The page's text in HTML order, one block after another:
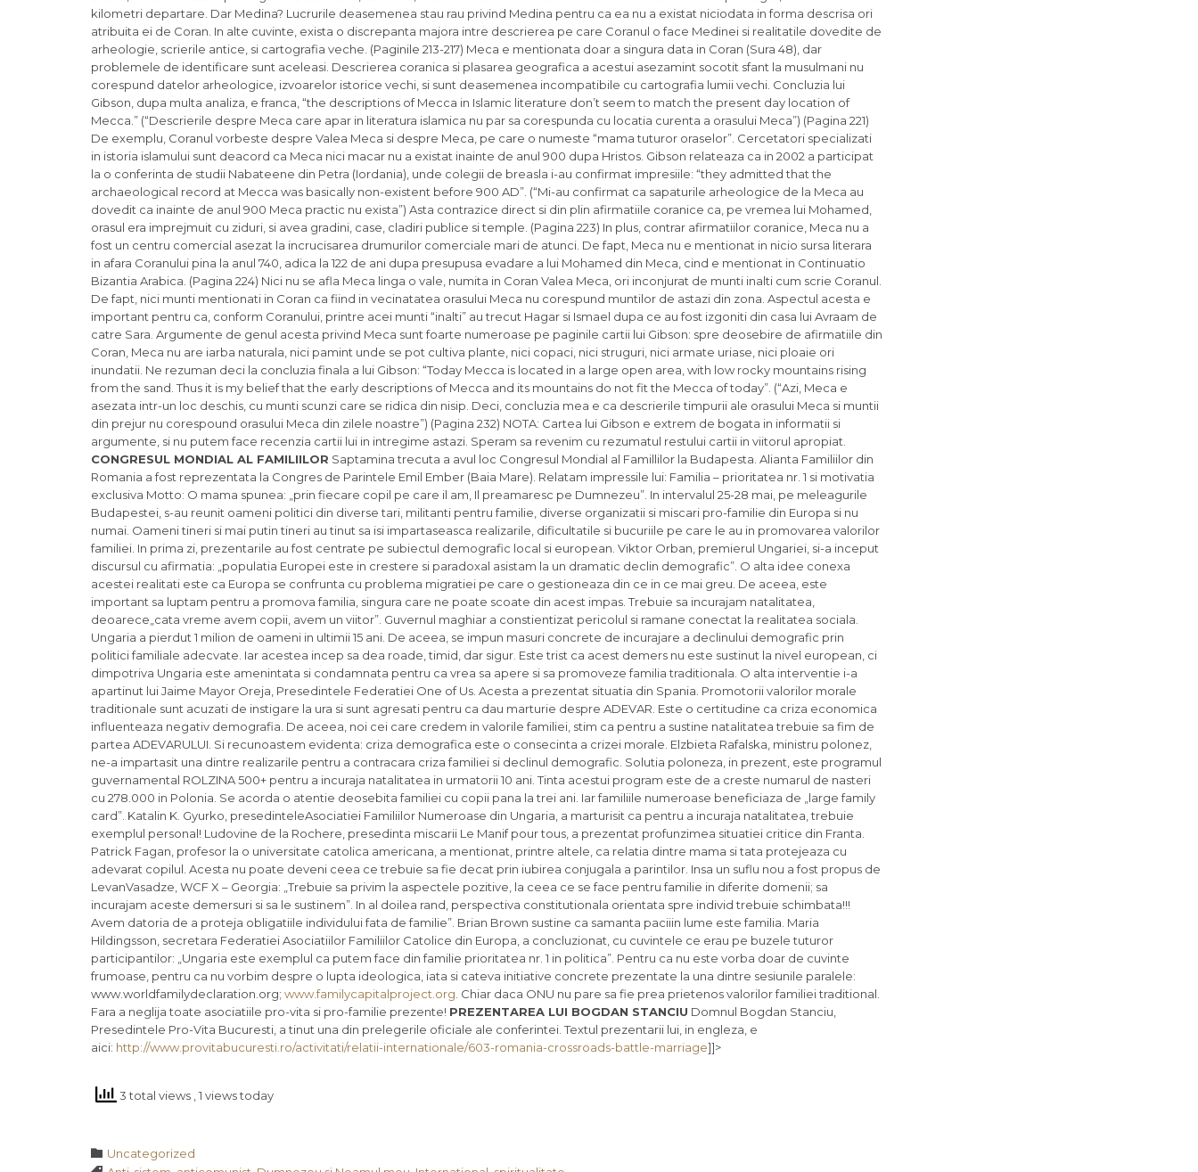
kilometri departare. Dar Medina? Lucrurile deasemenea stau rau privind Medina pentru ca ea nu a existat niciodata in forma descrisa ori
atribuita ei de Coran. In alte cuvinte, exista o discrepanta majora intre descrierea pe care Coranul o face Medinei si realitatile dovedite de
arheologie, scrierile antice, si cartografia veche. (Paginile 213-217) Meca e mentionata doar a singura data in Coran (Sura 48), dar
problemele de identificare sunt aceleasi. Descrierea coranica si plasarea geografica a acestui asezamint socotit sfant la musulmani nu
corespund datelor arheologice, izvoarelor istorice vechi, si sunt deasemenea incompatibile cu cartografia lumii vechi. Concluzia lui
Gibson, dupa multa analiza, e franca, “the descriptions of Mecca in Islamic literature don’t seem to match the present day location of
Mecca.” (“Descrierile despre Meca care apar in literatura islamica nu par sa corespunda cu locatia curenta a orasului Meca”) (Pagina 221)
De exemplu, Coranul vorbeste despre Valea Meca si despre Meca, pe care o numeste “mama tuturor oraselor”. Cercetatori specializati
in istoria islamului sunt deacord ca Meca nici macar nu a existat inainte de anul 900 dupa Hristos. Gibson relateaza ca in 2002 a participat
la o conferinta de studii Nabateene din Petra (Iordania), unde colegii de breasla i-au confirmat impresiile: “they admitted that the
archaeological record at Mecca was basically non-existent before 900 AD”. (“Mi-au confirmat ca sapaturile arheologice de la Meca au
dovedit ca inainte de anul 900 Meca practic nu exista”) Asta contrazice direct si din plin afirmatiile coranice ca, pe vremea lui Mohamed,
orasul era imprejmuit cu ziduri, si avea gradini, case, cladiri publice si temple. (Pagina 223) In plus, contrar afirmatiilor coranice, Meca nu a
fost un centru comercial asezat la incrucisarea drumurilor comerciale mari de atunci. De fapt, Meca nu e mentionat in nicio sursa literara
in afara Coranului pina la anul 740, adica la 122 de ani dupa presupusa evadare a lui Mohamed din Meca, cind e mentionat in Continuatio
Bizantia Arabica. (Pagina 224) Nici nu se afla Meca linga o vale, numita in Coran Valea Meca, ori inconjurat de munti inalti cum scrie Coranul.
De fapt, nici munti mentionati in Coran ca fiind in vecinatatea orasului Meca nu corespund muntilor de astazi din zona. Aspectul acesta e
important pentru ca, conform Coranului, printre acei munti “inalti” au trecut Hagar si Ismael dupa ce au fost izgoniti din casa lui Avraam de
catre Sara. Argumente de genul acesta privind Meca sunt foarte numeroase pe paginile cartii lui Gibson: spre deosebire de afirmatiile din
Coran, Meca nu are iarba naturala, nici pamint unde se pot cultiva plante, nici copaci, nici struguri, nici armate uriase, nici ploaie ori
inundatii. Ne rezuman deci la concluzia finala a lui Gibson: “Today Mecca is located in a large open area, with low rocky mountains rising
from the sand. Thus it is my belief that the early descriptions of Mecca and its mountains do not fit the Mecca of today”. (“Azi, Meca e
asezata intr-un loc deschis, cu munti scunzi care se ridica din nisip. Deci, concluzia mea e ca descrierile timpurii ale orasului Meca si muntii
din prejur nu corespound orasului Meca din zilele noastre”) (Pagina 232) NOTA: Cartea lui Gibson e extrem de bogata in informatii si
argumente, si nu putem face recenzia cartii lui in intregime astazi. Speram sa revenim cu rezumatul restului cartii in viitorul apropiat.
CONGRESUL MONDIAL AL FAMILIILOR Saptamina trecuta a avul loc Congresul Mondial al Famillilor la Budapesta. Alianta Familiilor din
Romania a fost reprezentata la Congres de Parintele Emil Ember (Baia Mare). Relatam impressile lui: Familia – prioritatea nr. 1 si motivatia
exclusiva Motto: O mama spunea: „prin fiecare copil pe care il am, Il preamaresc pe Dumnezeu”. In intervalul 25-28 mai, pe meleagurile
Budapestei, s-au reunit oameni politici din diverse tari, militanti pentru familie, diverse organizatii si miscari pro-familie din Europa si nu
numai. Oameni tineri si mai putin tineri au tinut sa isi impartaseasca realizarile, dificultatile si bucuriile pe care le au in promovarea valorilor
familiei. In prima zi, prezentarile au fost centrate pe subiectul demografic local si european. Viktor Orban, premierul Ungariei, si-a inceput
discursul cu afirmatia: „populatia Europei este in crestere si paradoxal asistam la un dramatic declin demografic”. O alta idee conexa
acestei realitati este ca Europa se confrunta cu problema migratiei pe care o gestioneaza din ce in ce mai greu. De aceea, este
important sa luptam pentru a promova familia, singura care ne poate scoate din acest impas. Trebuie sa incurajam natalitatea,
deoarece„cata vreme avem copii, avem un viitor”. Guvernul maghiar a constientizat pericolul si ramane conectat la realitatea sociala.
Ungaria a pierdut 1 milion de oameni in ultimii 15 ani. De aceea, se impun masuri concrete de incurajare a declinului demografic prin
politici familiale adecvate. Iar acestea incep sa dea roade, timid, dar sigur. Este trist ca acest demers nu este sustinut la nivel european, ci
dimpotriva Ungaria este amenintata si condamnata pentru ca vrea sa apere si sa promoveze familia traditionala. O alta interventie i-a
apartinut lui Jaime Mayor Oreja, Presedintele Federatiei One of Us. Acesta a prezentat situatia din Spania. Promotorii valorilor morale
traditionale sunt acuzati de instigare la ura si sunt agresati pentru ca dau marturie despre ADEVAR. Este o certitudine ca criza economica
influenteaza negativ demografia. De aceea, noi cei care credem in valorile familiei, stim ca pentru a sustine natalitatea trebuie sa fim de
partea ADEVARULUI. Si recunoastem evidenta: criza demografica este o consecinta a crizei morale. Elzbieta Rafalska, ministru polonez,
ne-a impartasit una dintre realizarile pentru a contracara criza familiei si declinul demografic. Solutia poloneza, in prezent, este programul
guvernamental ROLZINA 500+ pentru a incuraja natalitatea in urmatorii 10 ani. Tinta acestui program este de a creste numarul de nasteri
cu 278.000 in Polonia. Se acorda o atentie deosebita familiei cu copii pana la trei ani. Iar familiile numeroase beneficiaza de „large family
card”. Katalin K. Gyurko, presedinteleAsociatiei Familiilor Numeroase din Ungaria, a marturisit ca pentru a incuraja natalitatea, trebuie
exemplul personal! Ludovine de la Rochere, presedinta miscarii Le Manif pour tous, a prezentat profunzimea situatiei critice din Franta.
Patrick Fagan, profesor la o universitate catolica americana, a mentionat, printre altele, ca relatia dintre mama si tata protejeaza cu
adevarat copilul. Acesta nu poate deveni ceea ce trebuie sa fie decat prin iubirea conjugala a parintilor. Insa un suflu nou a fost propus de
LevanVasadze, WCF X – Georgia: „Trebuie sa privim la aspectele pozitive, la ceea ce se face pentru familie in diferite domenii; sa
incurajam aceste demersuri si sa le sustinem”. In al doilea rand, perspectiva constitutionala orientata spre individ trebuie schimbata!!!
Avem datoria de a proteja obligatiile individului fata de familie”. Brian Brown sustine ca samanta paciiin lume este familia. Maria
Hildingsson, secretara Federatiei Asociatiilor Familiilor Catolice din Europa, a concluzionat, cu cuvintele ce erau pe buzele tuturor
participantilor: „Ungaria este exemplul ca putem face din familie prioritatea nr. 1 in politica”. Pentru ca nu este vorba doar de cuvinte
frumoase, pentru ca nu vorbim despre o lupta ideologica, iata si cateva initiative concrete prezentate la una dintre sesiunile paralele:
www.worldfamilydeclaration.org; www.familycapitalproject.org . Chiar daca ONU nu pare sa fie prea prietenos valorilor familiei traditional.
Fara a neglija toate asociatiile pro-vita si pro-familie prezente! PREZENTAREA LUI BOGDAN STANCIU Domnul Bogdan Stanciu,
Presedintele Pro-Vita Bucuresti, a tinut una din prelegerile oficiale ale conferintei. Textul prezentarii lui, in engleza, e
aici: http://www.provitabucuresti.ro/activitati/relatii-internationale/603-romania-crossroads-battle-marriage]]>
3 total views , 1 views today
 Category
Uncategorized